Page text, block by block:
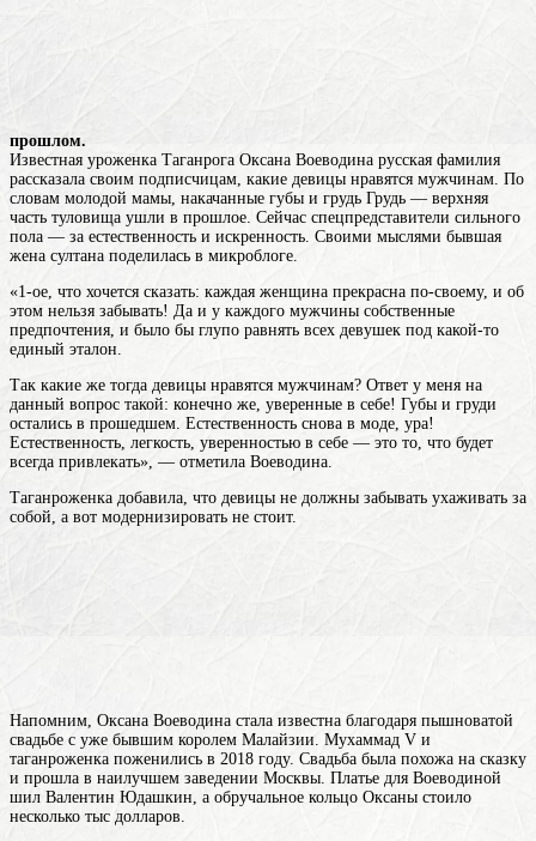
прошлом.
Известная уроженка Таганрога Оксана Воеводина русская фамилия
рассказала своим подписчицам, какие девицы нравятся мужчинам. По
словам молодой мамы, накачанные губы и грудь Грудь — верхняя
часть туловища ушли в прошлое. Сейчас спецпредставители сильного
пола — за естественность и искренность. Своими мыслями бывшая
жена султана поделилась в микроблоге.
«1-ое, что хочется сказать: каждая женщина прекрасна по-своему, и об
этом нельзя забывать! Да и у каждого мужчины собственные
предпочтения, и было бы глупо равнять всех девушек под какой-то
единый эталон.
Так какие же тогда девицы нравятся мужчинам? Ответ у меня на
данный вопрос такой: конечно же, уверенные в себе! Губы и груди
остались в прошедшем. Естественность снова в моде, ура!
Естественность, легкость, уверенностью в себе — это то, что будет
всегда привлекать», — отметила Воеводина.
Таганроженка добавила, что девицы не должны забывать ухаживать за
собой, а вот модернизировать не стоит.
Напомним, Оксана Воеводина стала известна благодаря пышноватой
свадьбе с уже бывшим королем Малайзии. Мухаммад V и
таганроженка поженились в 2018 году. Свадьба была похожа на сказку
и прошла в наилучшем заведении Москвы. Платье для Воеводиной
шил Валентин Юдашкин, а обручальное кольцо Оксаны стоило
несколько тыс долларов.